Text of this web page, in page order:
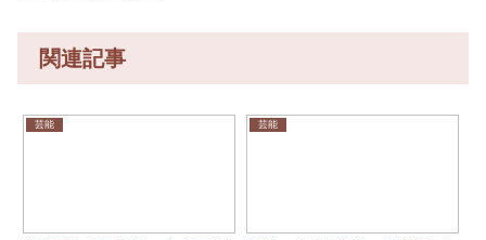
関連記事
芸能 芸能